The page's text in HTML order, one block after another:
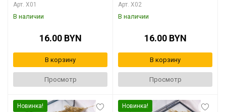
Арт. X01
В наличии
16.00 BYN
В корзину
Просмотр
Арт. X02
В наличии
16.00 BYN
В корзину
Просмотр
Новинка! Новинка!